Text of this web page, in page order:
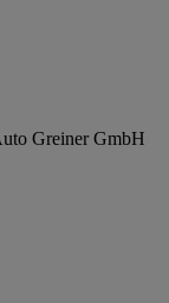
Greiner GmbH